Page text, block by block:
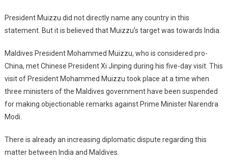
Before
March
President Muizzu did not directly name any country in this
statement. But it is believed that Muizzu’s target was towards India.
Maldives President Mohammed Muizzu, who is considered pro-
China, met Chinese President Xi Jinping during his five-day visit. This
visit of President Mohammed Muizzu took place at a time when
three ministers of the Maldives government have been suspended
for making objectionable remarks against Prime Minister Narendra
Modi.
There is already an increasing diplomatic dispute regarding this
matter between India and Maldives.